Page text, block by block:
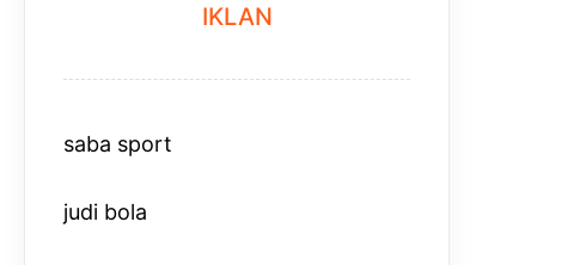
IKLAN
saba sport
judi bola